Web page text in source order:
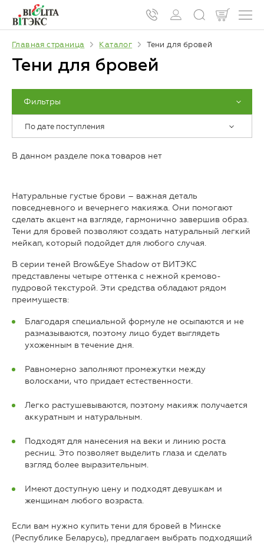
Главная страница Каталог Тени для бровей
Тени для бровей
Фильтры
По дате поступления
В данном разделе пока товаров нет
Натуральные густые брови – важная деталь
повседневного и вечернего макияжа. Они помогают
сделать акцент на взгляде, гармонично завершив образ.
Тени для бровей позволяют создать натуральный легкий
мейкап, который подойдет для любого случая.
В серии теней Brow&Eye Shadow от ВИТЭКС
представлены четыре оттенка с нежной кремово-
пудровой текстурой. Эти средства обладают рядом
преимуществ:
Благодаря специальной формуле не осыпаются и не
размазываются, поэтому лицо будет выглядеть
ухоженным в течение дня.
Равномерно заполняют промежутки между
волосками, что придает естественности.
Легко растушевываются, поэтому макияж получается
аккуратным и натуральным.
Подходят для нанесения на веки и линию роста
ресниц. Это позволяет выделить глаза и сделать
взгляд более выразительным.
Имеют доступную цену и подходят девушкам и
женщинам любого возраста.
Если вам нужно купить тени для бровей в Минске
(Республике Беларусь), предлагаем выбрать подходящий